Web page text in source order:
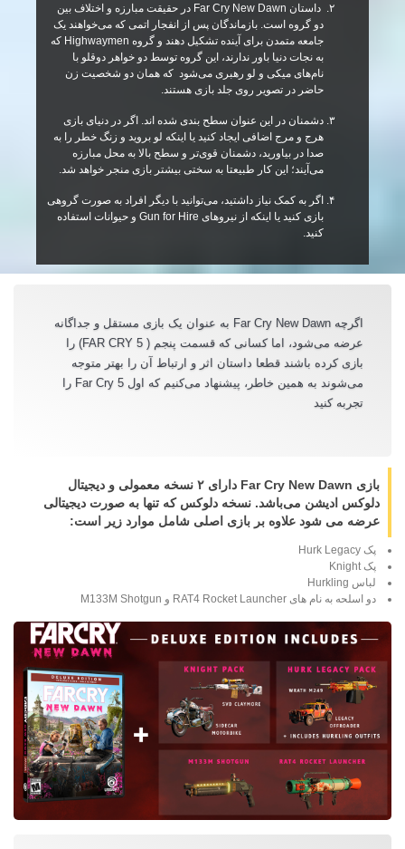
داستان Far Cry New Dawn در حقیقت مبارزه و اختلاف بین
دو گروه است. بازماندگان پس از انفجار اتمی که می‌خواهند یک
جامعه متمدن برای آینده تشکیل دهند و گروه Highwaymen که
به نجات دنیا باور ندارند، این گروه توسط دو خواهر دوقلو با
نام‌های میکی و لو رهبری می‌شود که همان دو شخصیت زن
حاضر در تصویر روی جلد بازی هستند.
دشمنان در این عنوان سطح بندی شده اند. اگر در دنیای بازی
هرج و مرج اضافی ایجاد کنید یا اینکه لو بروید و زنگ خطر را به
صدا در بیاورید، دشمنان قوی‌تر و سطح بالا به محل مبارزه
می‌آیند؛ این کار طبیعتا به سختی بیشتر بازی منجر خواهد شد.
اگر به کمک نیاز داشتید، می‌توانید با دیگر افراد به صورت گروهی
بازی کنید یا اینکه از نیروهای Gun for Hire و حیوانات استفاده
کنید.
اگرچه Far Cry New Dawn به عنوان یک بازی مستقل و جداگانه
عرضه می‌شود، اما کسانی که قسمت پنجم ( FAR CRY 5) را
بازی کرده باشند قطعا داستان اثر و ارتباط آن را بهتر متوجه
می‌شوند به همین خاطر، پیشنهاد می‌کنیم که اول Far Cry 5 را
تجربه کنید
بازی Far Cry New Dawn دارای ۲ نسخه معمولی و دیجیتال
دلوکس ادیشن می‌باشد. نسخه دلوکس که تنها به صورت دیجیتالی
عرضه می شود علاوه بر بازی اصلی شامل موارد زیر است:
پکHurk Legacy
پکKnight
لباس Hurkling
دو اسلحه به نام هایRAT4 Rocket Launcher و M133M Shotgun